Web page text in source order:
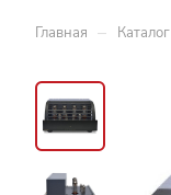
Главная – Каталог